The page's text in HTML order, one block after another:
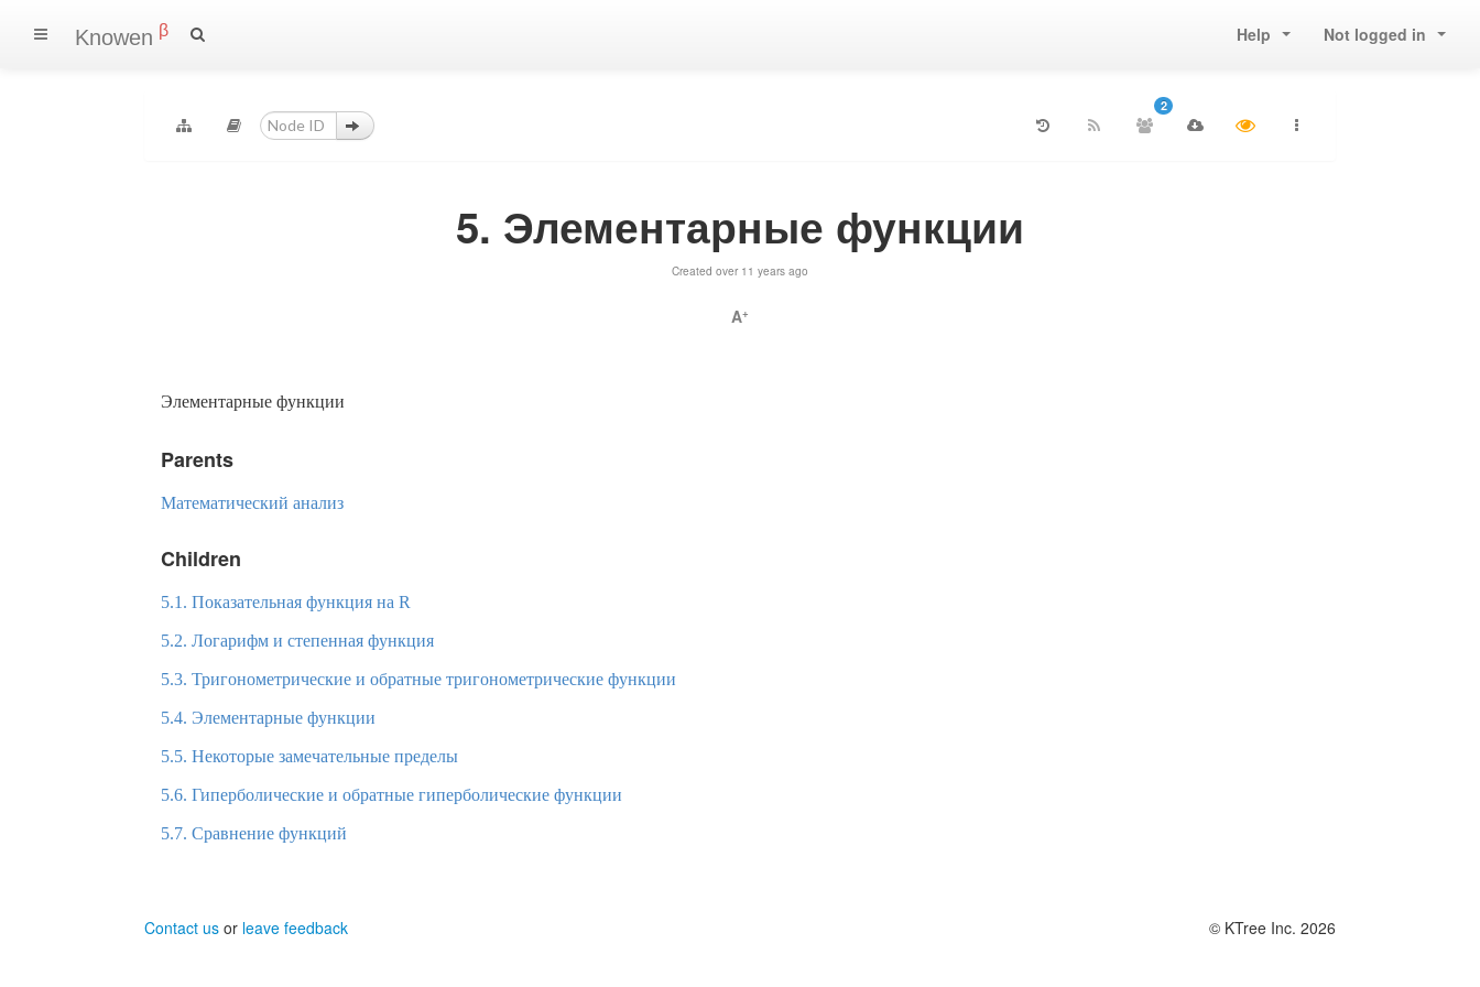
Knowen β Help Not logged in
2
5. Элементарные функции
Created over 11 years ago
A+
Элементарные функции
Parents
Математический анализ
Children
5.1. Показательная функция на R
5.2. Логарифм и степенная функция
5.3. Тригонометрические и обратные тригонометрические функции
5.4. Элементарные функции
5.5. Некоторые замечательные пределы
5.6. Гиперболические и обратные гиперболические функции
5.7. Сравнение функций
Contact usor leave feedback © KTree Inc. 2026